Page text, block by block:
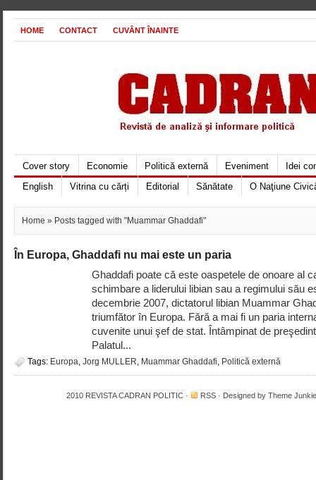
HOME CONTACT CUVÂNT ÎNAINTE
Cover story Economie Politică externă Eveniment
Idei
English
Vitrina cu cărți Editorial Sănătate O Naţiune
Home » Posts tagged with "Muammar Ghaddafi"
În Europa, Ghaddafi nu mai este un paria
Ghaddafi poate că este oaspetele de onoare al
schimbare a liderului libian sau a regimului său
decembrie 2007, dictatorul libian Muammar
triumfător în Europa. Fără a mai fi un paria
cuvenite unui şef de stat. Întâmpinat de
Palatul...
Tags: Europa, Jorg MULLER, Muammar Ghaddafi, Politică externă
2010 REVISTA CADRAN POLITIC · RSS · Designed by Theme Junkie